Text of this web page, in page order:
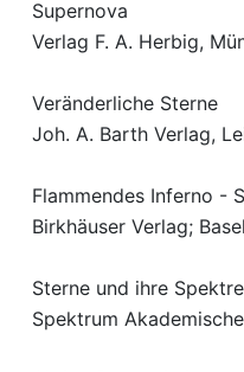
Supernova
Verlag F. A. Herbig,
Veränderliche Sterne
Joh. A. Barth Verlag,
Flammendes Inferno -
Birkhäuser Verlag;
Sterne und ihre
Spektrum